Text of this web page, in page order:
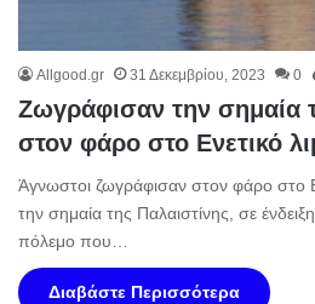
Allgood.gr 31 Δεκεμβρίου, 2023 0
Ζωγράφισαν την σημαία
στον φάρο στο Ενετικό
Άγνωστοι ζωγράφισαν στον φάρο στο
την σημαία της Παλαιστίνης, σε
πόλεμο που…
Διαβάστε Περισσότερα